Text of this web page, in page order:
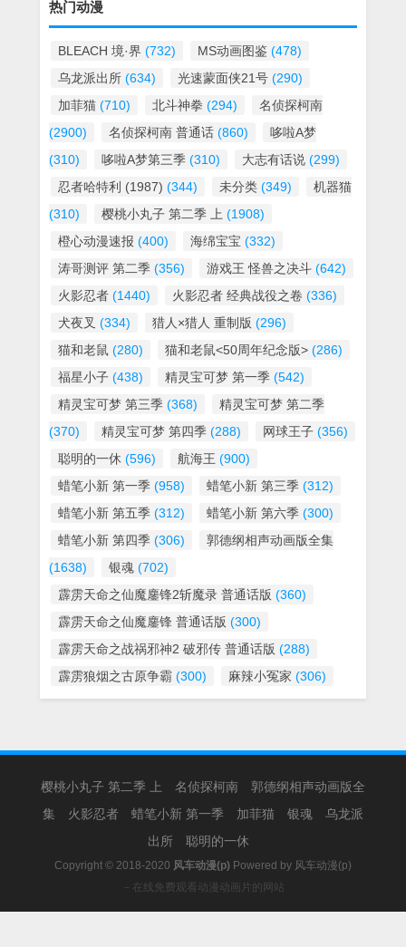
热门动漫
BLEACH 境·界 (732) MS动画图鉴 (478)
乌龙派出所 (634) 光速蒙面侠21号 (290)
加菲猫 (710) 北斗神拳 (294)
名侦探柯南
(2900)
名侦探柯南 普通话 (860)
哆啦A梦
(310)
哆啦A梦第三季 (310) 大志有话说 (299)
忍者哈特利 (1987) (344) 未分类 (349)
机器猫
(310)
樱桃小丸子 第二季 上 (1908)
橙心动漫速报 (400) 海绵宝宝 (332)
涛哥测评 第二季 (356) 游戏王 怪兽之决斗 (642)
火影忍者 (1440) 火影忍者 经典战役之卷 (336)
犬夜叉 (334) 猎人×猎人 重制版 (296)
猫和老鼠 (280) 猫和老鼠<50周年纪念版> (286)
福星小子 (438) 精灵宝可梦 第一季 (542)
精灵宝可梦 第三季 (368)
精灵宝可梦 第二季
(370)
精灵宝可梦 第四季 (288) 网球王子 (356)
聪明的一休 (596) 航海王 (900)
蜡笔小新 第一季 (958) 蜡笔小新 第三季 (312)
蜡笔小新 第五季 (312) 蜡笔小新 第六季 (300)
蜡笔小新 第四季 (306)
郭德纲相声动画版全集
(1638)
银魂 (702)
霹雳天命之仙魔鏖锋2斩魔录 普通话版 (360)
霹雳天命之仙魔鏖锋 普通话版 (300)
霹雳天命之战祸邪神2 破邪传 普通话版 (288)
霹雳狼烟之古原争霸 (300) 麻辣小冤家 (306)
樱桃小丸子 第二季 上 名侦探柯南
郭德纲相声动画版全
集
火影忍者 蜡笔小新 第一季 加菲猫 银魂
乌龙派
出所
聪明的一休
Copyright © 2018-2020 风车动漫(p) Powered by 风车动漫(p)
－在线免费观看动漫动画片的网站